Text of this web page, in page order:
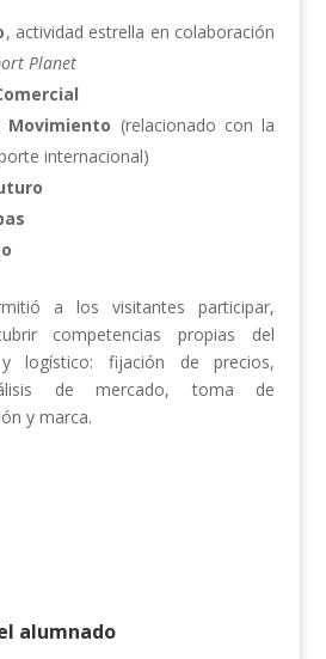
, actividad estrella en colaboración
Planet
Movimiento (relacionado con la
internacional)
a los visitantes participar,
competencias propias del
logístico: fijación de precios,
de mercado, toma de
y marca.
alumnado